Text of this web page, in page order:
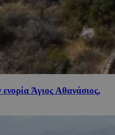
Άγιος Αθανάσιος,